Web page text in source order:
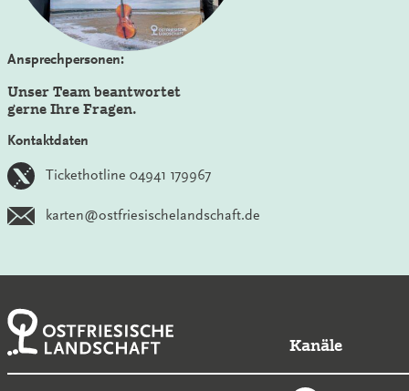
Ansprechpersonen:
Unser Team beantwortet
gerne Ihre Fragen.
Kontaktdaten
Tickethotline 04941 179967
karten@ostfriesischelandschaft.de
Kanäle